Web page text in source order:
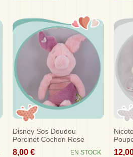
Disney Sos Doudou
Porcinet Cochon Rose
Violet Pastel Papillon 20 Cm
8,00 € EN STOCK
Eveil